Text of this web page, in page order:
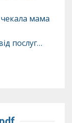
чекала мама
послуг…